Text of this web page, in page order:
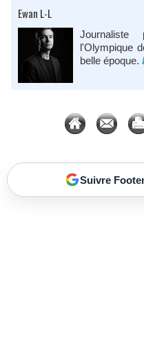
Ewan L-L
l'Olympique
belle époque.
Suivre